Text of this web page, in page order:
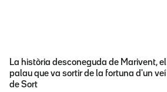
La història desconeguda de Marivent, el
palau que va sortir de la fortuna d'un veí
de Sort